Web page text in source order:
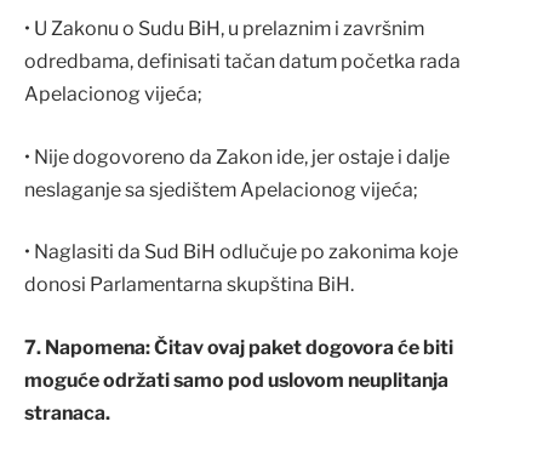
• U Zakonu o Sudu BiH, u prelaznim i završnim
odredbama, definisati tačan datum početka rada
Apelacionog vijeća;
• Nije dogovoreno da Zakon ide, jer ostaje i dalje
neslaganje sa sjedištem Apelacionog vijeća;
• Naglasiti da Sud BiH odlučuje po zakonima koje
donosi Parlamentarna skupština BiH.
7. Napomena: Čitav ovaj paket dogovora će biti
moguće održati samo pod uslovom neuplitanja
stranaca.